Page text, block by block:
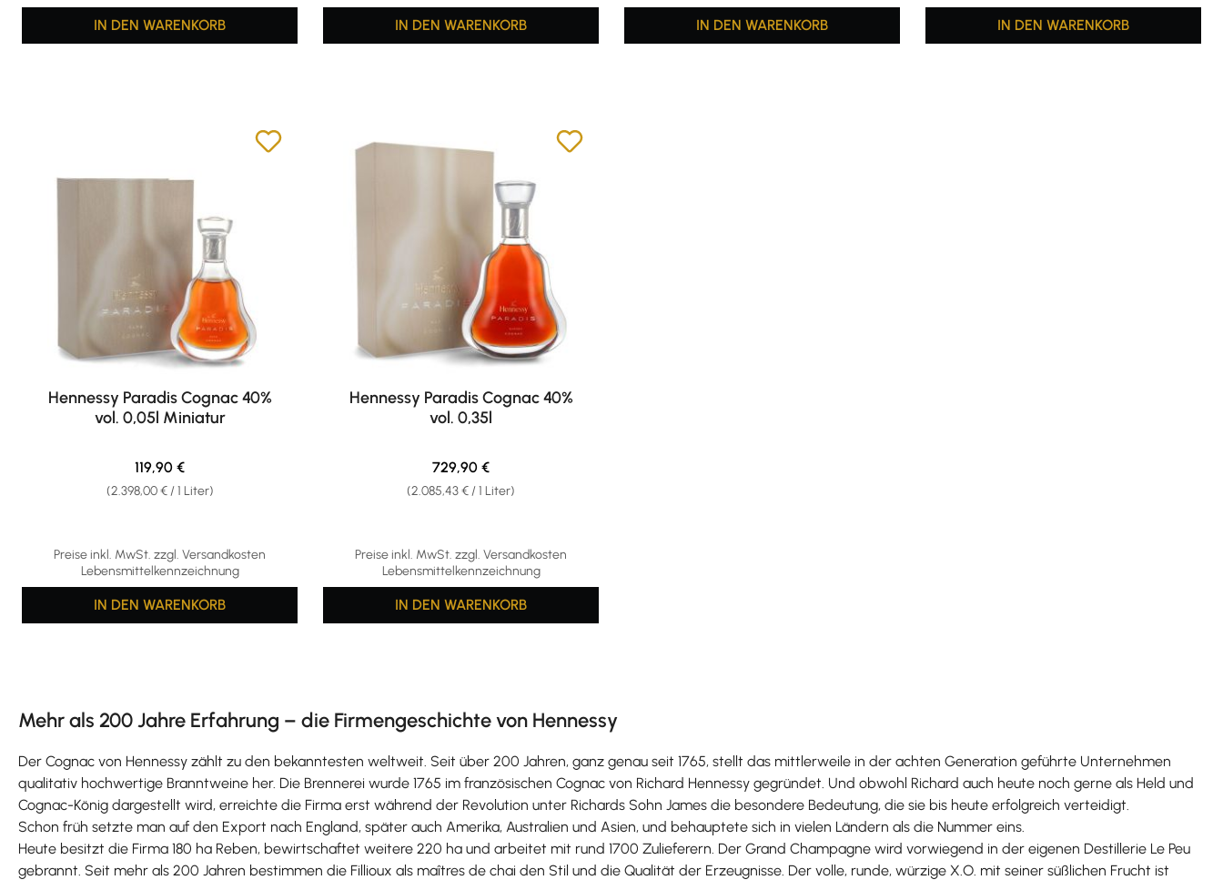
IN DEN WARENKORB IN DEN WARENKORB IN DEN WARENKORB IN DEN WARENKORB
Hennessy Paradis Cognac 40%
vol. 0,05l Miniatur
Preise inkl. MwSt. zzgl. Versandkosten
Lebensmittelkennzeichnung
(2.398,00 € / 1 Liter)
Regulärer Preis:
119,90 €
IN DEN WARENKORB
Hennessy Paradis Cognac 40%
vol. 0,35l
Preise inkl. MwSt. zzgl. Versandkosten
Lebensmittelkennzeichnung
(2.085,43 € / 1 Liter)
Regulärer Preis:
729,90 €
IN DEN WARENKORB
Mehr als 200 Jahre Erfahrung – die Firmengeschichte von Hennessy
Der Cognac von Hennessy zählt zu den bekanntesten weltweit. Seit über 200 Jahren, ganz genau seit 1765, stellt das mittlerweile in der achten Generation geführte Unternehmen
qualitativ hochwertige Branntweine her. Die Brennerei wurde 1765 im französischen Cognac von Richard Hennessy gegründet. Und obwohl Richard auch heute noch gerne als Held und
Cognac-König dargestellt wird, erreichte die Firma erst während der Revolution unter Richards Sohn James die besondere Bedeutung, die sie bis heute erfolgreich verteidigt.
Schon früh setzte man auf den Export nach England, später auch Amerika, Australien und Asien, und behauptete sich in vielen Ländern als die Nummer eins.
Heute besitzt die Firma 180 ha Reben, bewirtschaftet weitere 220 ha und arbeitet mit rund 1700 Zulieferern. Der Grand Champagne wird vorwiegend in der eigenen Destillerie Le Peu
gebrannt. Seit mehr als 200 Jahren bestimmen die Fillioux als maîtres de chai den Stil und die Qualität der Erzeugnisse. Der volle, runde, würzige X.O. mit seiner süßlichen Frucht ist